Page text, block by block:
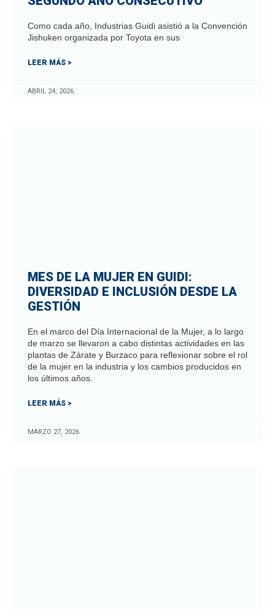
Como cada año, Industrias Guidi asistió a la Convención
Jishuken organizada por Toyota en sus
LEER MÁS >
ABRIL 24, 2026
MES DE LA MUJER EN GUIDI:
DIVERSIDAD E INCLUSIÓN DESDE LA
GESTIÓN
En el marco del Día Internacional de la Mujer, a lo largo
de marzo se llevaron a cabo distintas actividades en las
plantas de Zárate y Burzaco para reflexionar sobre el rol
de la mujer en la industria y los cambios producidos en
los últimos años.
LEER MÁS >
MARZO 27, 2026